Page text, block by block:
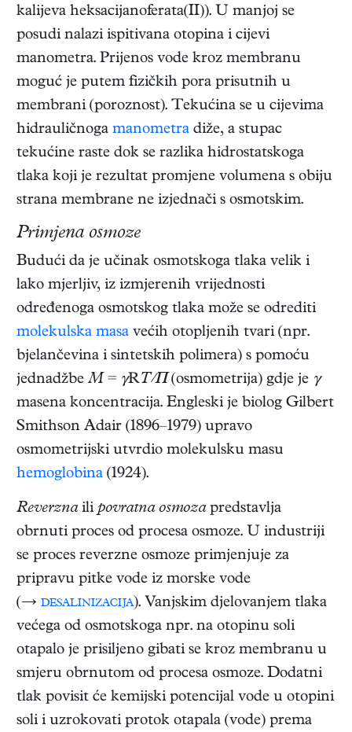
kalijeva heksacijanoferata(II)). U manjoj se
posudi nalazi ispitivana otopina i cijevi
manometra. Prijenos vode kroz membranu
moguć je putem fizičkih pora prisutnih u
membrani (poroznost). Tekućina se u cijevima
hidrauličnoga manometra diže, a stupac
tekućine raste dok se razlika hidrostatskoga
tlaka koji je rezultat promjene volumena s obiju
strana membrane ne izjednači s osmotskim.
Primjena osmoze
Budući da je učinak osmotskoga tlaka velik i
lako mjerljiv, iz izmjerenih vrijednosti
određenoga osmotskog tlaka može se odrediti
molekulska masa većih otopljenih tvari (npr.
bjelančevina i sintetskih polimera) s pomoću
jednadžbeM = γRT/Π (osmometrija) gdje je γ
masena koncentracija. Engleski je biolog Gilbert
Smithson Adair (1896–1979) upravo
osmometrijski utvrdio molekulsku masu
hemoglobina (1924).
Reverznailipovratna osmozapredstavlja
obrnuti proces od procesa osmoze. U industriji
se proces reverzne osmoze primjenjuje za
pripravu pitke vode iz morske vode
(→ desalinizacija). Vanjskim djelovanjem tlaka
većega od osmotskoga npr. na otopinu soli
otapalo je prisiljeno gibati se kroz membranu u
smjeru obrnutom od procesa osmoze. Dodatni
tlak povisit će kemijski potencijal vode u otopini
soli i uzrokovati protok otapala (vode) prema